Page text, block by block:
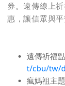
券。遠傳線上
惠，讓信眾與平
遠傳祈福
t/cbu/tw/
瘋媽祖主